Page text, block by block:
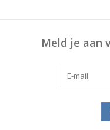
Meld je aan